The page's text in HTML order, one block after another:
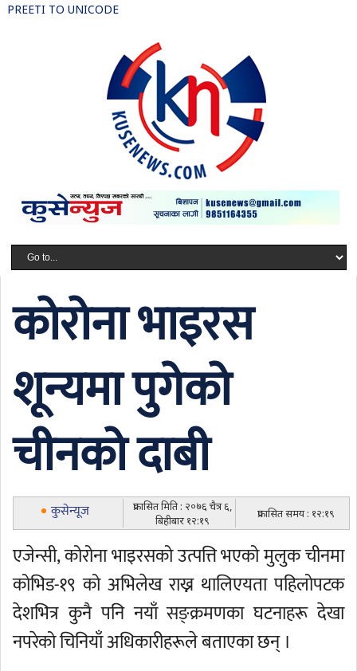
PREETI TO UNICODE
कोरोना भाइरस
शून्यमा पुगेको
चीनको दाबी
कुसेन्यूज
प्रकासित मिति : २०७६ चैत्र ६,
बिहीबार १२:१९
प्रकासित समय : १२:१९
एजेन्सी, कोरोना भाइरसको उत्पत्ति भएको मुलुक चीनमा
कोभिड-१९ को अभिलेख राख्न थालिएयता पहिलोपटक
देशभित्र कुनै पनि नयाँ सङ्क्रमणका घटनाहरू देखा
नपरेको चिनियाँ अधिकारीहरूले बताएका छन् ।